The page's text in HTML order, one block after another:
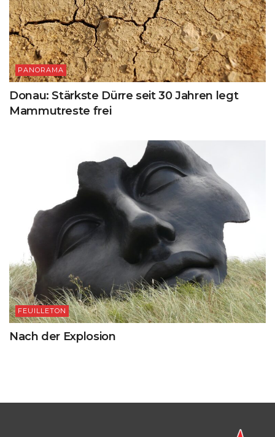
PANORAMA
Donau: Stärkste Dürre seit 30 Jahren legt
Mammutreste frei
FEUILLETON
Nach der Explosion